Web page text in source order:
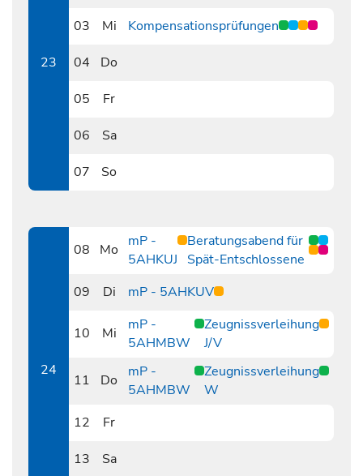
23
03
Mi Kompensationsprüfungen
04
Do
05
Fr
06
Sa
07
So
24
08
Mo mP -
5AHKUJ
Beratungsabend für
Spät-Entschlossene
09
Di mP - 5AHKUV
10
Mi
mP -
5AHMBW
Zeugnissverleihung
J/V
11
Do
mP -
5AHMBW
Zeugnissverleihung
W
12
Fr
13
Sa